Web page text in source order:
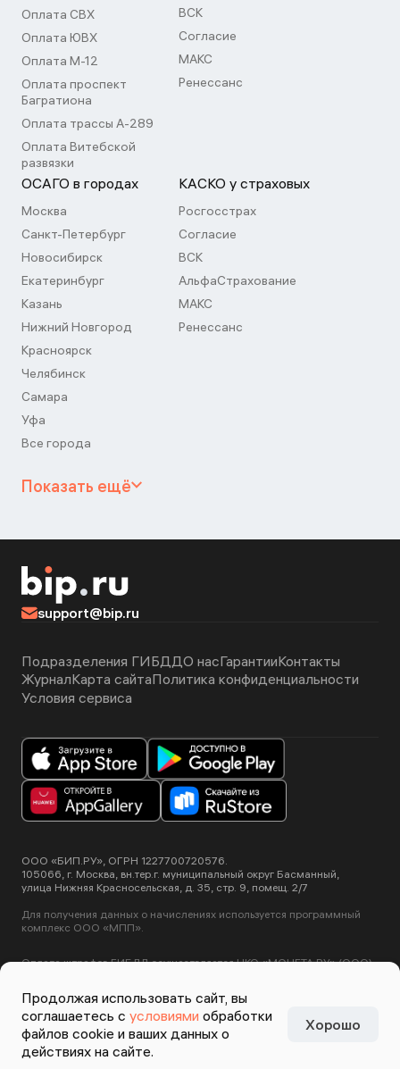
Продолжая использовать сайт, вы
соглашаетесь с условиями обработки
файлов cookie и ваших данных о
действиях на сайте.
Хорошо
Оплата СВХ
Оплата ЮВХ
Оплата М-12
Оплата проспект
Багратиона
Оплата трассы А-289
Оплата Витебской
развязки
ВСК
Согласие
МАКС
Ренессанс
ОСАГО в городах
Москва
Санкт-Петербург
Новосибирск
Екатеринбург
Казань
Нижний Новгород
Красноярск
Челябинск
Самара
Уфа
Все города
КАСКО у страховых
Росгосстрах
Согласие
ВСК
АльфаСтрахование
МАКС
Ренессанс
Показать ещё
support@bip.ru
Подразделения ГИБДДО насГарантииКонтакты
ЖурналКарта сайтаПолитика конфиденциальности
Условия сервиса
ООО «БИП.РУ», ОГРН 1227700720576.
105066, г. Москва, вн.тер.г. муниципальный округ Басманный,
улица Нижняя Красносельская, д. 35, стр. 9, помещ. 2/7
Для получения данных о начислениях используется программный
комплекс ООО «МПП».
Оплата штрафов ГИБДД осуществляется НКО «МОНЕТА.РУ» (ООО).
Этот сайт использует сервис Yandex SmartCaptcha, пользуясь
нашими сервисами вы соглашаетесь с условиями обработки данных
Yandex SmartCaptcha.
Задизайнено вСтудии
Артемия Лебедева